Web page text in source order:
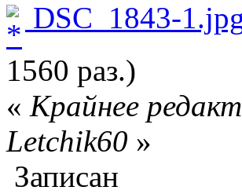
DSC_1843-
1560 раз.)
« Крайнее
Letchik60 »
Записан